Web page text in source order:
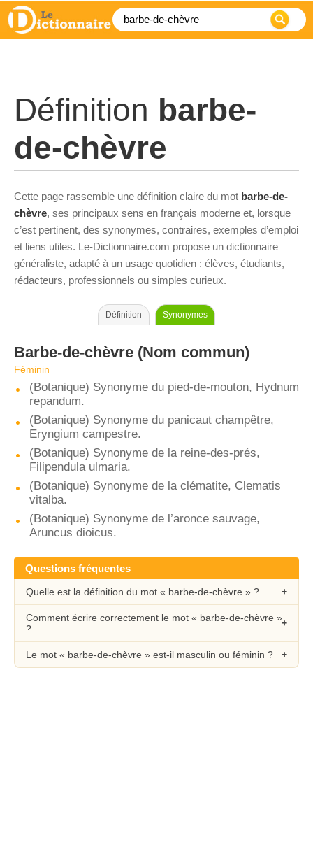
Définition barbe-
de-chèvre
Cette page rassemble une définition claire du mot barbe-de-
chèvre, ses principaux sens en français moderne et, lorsque
c’est pertinent, des synonymes, contraires, exemples d’emploi
et liens utiles. Le-Dictionnaire.com propose un dictionnaire
généraliste, adapté à un usage quotidien : élèves, étudiants,
rédacteurs, professionnels ou simples curieux.
Définition Synonymes
Barbe-de-chèvre (Nom commun)
Féminin
(Botanique) Synonyme du pied-de-mouton, Hydnum
repandum.
(Botanique) Synonyme du panicaut champêtre,
Eryngium campestre.
(Botanique) Synonyme de la reine-des-prés,
Filipendula ulmaria.
(Botanique) Synonyme de la clématite, Clematis
vitalba.
(Botanique) Synonyme de l’aronce sauvage,
Aruncus dioicus.
Questions fréquentes
Quelle est la définition du mot « barbe-de-chèvre » ?
Comment écrire correctement le mot « barbe-de-chèvre »
?
Le mot « barbe-de-chèvre » est-il masculin ou féminin ?